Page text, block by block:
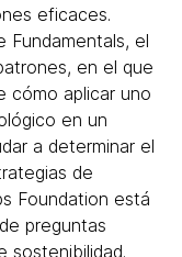
eficaces.
Fundamentals, el
en el que
cómo aplicar uno
en un
a determinar el
de
Foundation está
preguntas
sostenibilidad.